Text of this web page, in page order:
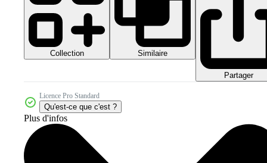
Collection Similaire
Partager
Licence Pro Standard
Qu'est-ce que c'est ?
Plus d'infos